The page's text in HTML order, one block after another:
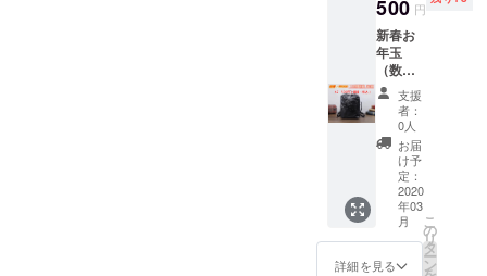
また海外か
ら品質の高
い商品を日
本に紹介す
る大きな役
割が担える
よう、輸出
入業務に取
り組んで参
ります。
込価格
【プロ
ジェク
ト終了
後88，
000円に
なりま
す】
500 円
新春お
年玉
（数量
限定）
半価格
で大奉
仕！ ・
色：ブ
ラック
・定価
88，
000円
18個数
量限
支援
者：
0人
お届
け予
定：
2020
年03
月
詳細を見る
こ
の
リ
タ
ー
ン